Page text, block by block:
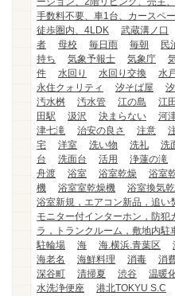
手数料不要、車1台、カースペー
徒歩圏内、4LDK
武蔵溝ノ口
者
母校 毎日雨 毎朝 民
持ち
気象予報士 気象庁
件
水回り 水回り交換
水
永住クォリティ
汐そば屋
汚水桝
汚水管 江の島 江田
田駅
汲沢 決まらない 河
津七滝
治安の良さ 注意
宅
洋室 洗い物 洗礼
洗
台
洗面台 活用 浄蓮の滝
舟渡
浴室 浴室乾燥
浴室
機
浴室室乾燥機
浴室換気
浴室新規，エアコン新品，追い
モニター付インターホン，防犯
ラ，トランクルーム，敷地内駐
駐輪場
海 海.横浜.青葉区
海老名
海鮮料理 消毒
消
深谷町
清掃夏 渋谷 温暖
水洗浄便座
港北TOKYU S.C